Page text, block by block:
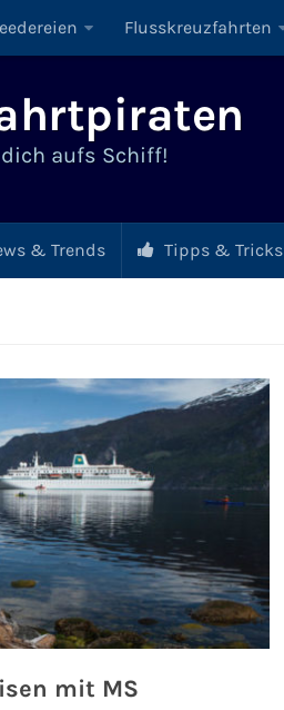
Flusskreuzfahrten
aufs Schiff!
& Trends Tipps & Tricks
mit MS